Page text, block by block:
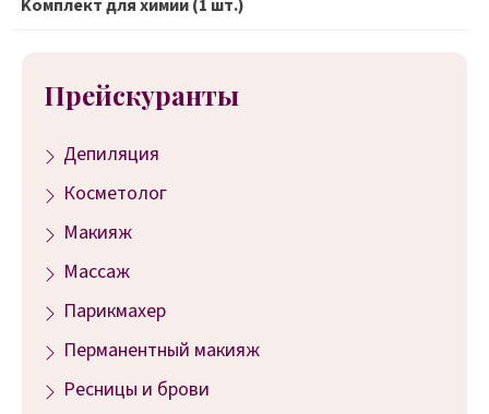
Kомплект для химии (1 шт.)
Прейскуранты
Депиляция
Косметолог
Макияж
Массаж
Парикмахер
Перманентный макияж
Ресницы и брови